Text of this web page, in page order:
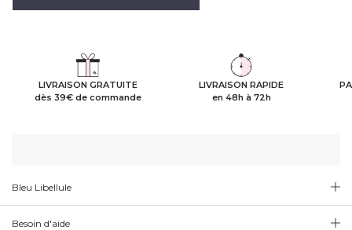
LIVRAISON GRATUITE
dès 39€ de commande
LIVRAISON RAPIDE
en 48h à 72h
Bleu Libellule
Besoin d'aide